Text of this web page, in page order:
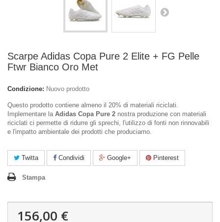
Scarpe Adidas Copa Pure 2 Elite + FG Pelle
Ftwr Bianco Oro Met
Condizione: Nuovo prodotto
Questo prodotto contiene almeno il 20% di materiali riciclati.
Implementare la Adidas Copa Pure 2 nostra produzione con materiali
riciclati ci permette di ridurre gli sprechi, l'utilizzo di fonti non rinnovabili
e l'impatto ambientale dei prodotti che produciamo.
Twitta Condividi Google+ Pinterest
Stampa
156,00 €